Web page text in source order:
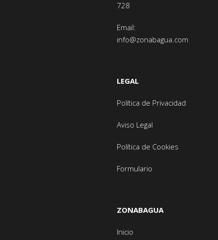
728
Email:
info@zonabagua.com
LEGAL
Política de Privacidad
Aviso Legal
Política de Cookies
Formulario
ZONABAGUA
Inicio